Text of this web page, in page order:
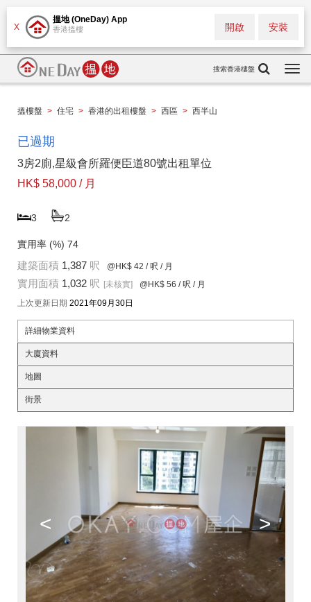
X
搵地 (OneDay) App
香港搵樓 安裝
開啟
搜索香港樓盤
搵樓盤 > 住宅 > 香港的出租樓盤 > 西區 > 西半山
已過期
3房2廁,星級會所羅便臣道80號出租單位
HK$ 58,000 / 月
3 2
實用率 (%) 74
建築面積 1,387 呎 @HK$ 42 / 呎 / 月
實用面積 1,032 呎 [未核實] @HK$ 56 / 呎 / 月
上次更新日期 2021年09月30日
詳細物業資料
大廈資料
地圖
街景
< >